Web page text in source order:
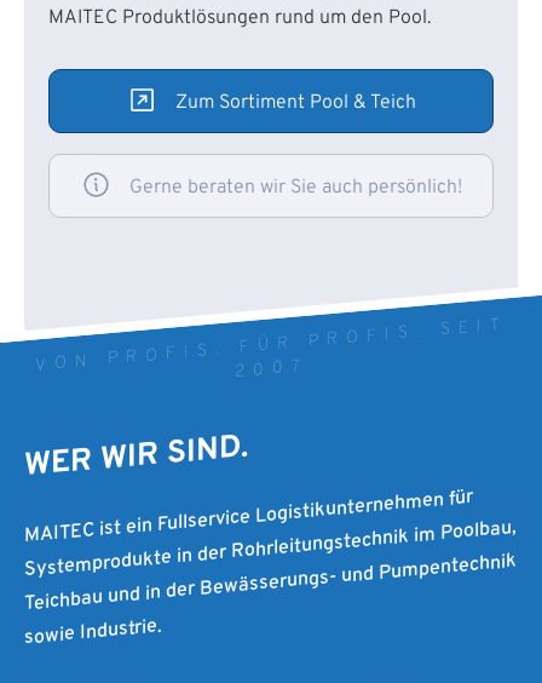
MAITEC Produktlösungen rund um den Pool.
Zum Sortiment Pool & Teich
Gerne beraten wir Sie auch persönlich!
VON PROFIS. FÜR PROFIS. SEIT
2007
WER WIR SIND.
MAITEC ist ein Fullservice Logistikunternehmen für
Systemprodukte in der Rohrleitungstechnik im Poolbau,
Teichbau und in der Bewässerungs- und Pumpentechnik
sowie Industrie.